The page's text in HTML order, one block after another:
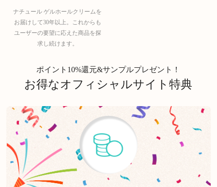
ナチュール ゲルホールクリームを
お届けして30年以上。これからも
ユーザーの要望に応えた商品を探
求し続けます。
ポイント10%還元&サンプルプレゼント！
お得なオフィシャルサイト特典